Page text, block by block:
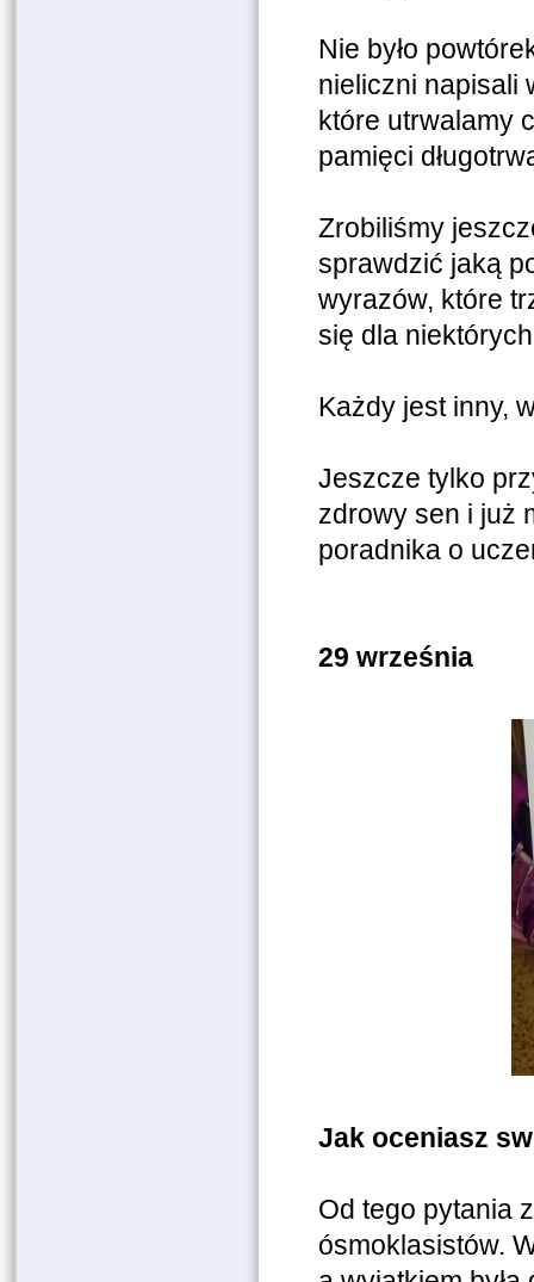
Nie było
nieliczni napisali
które utrwalamy
pamięci
Zrobiliśmy
sprawdzić jaką
wyrazów, które
się dla
Każdy jest inny,
Jeszcze tylko
zdrowy sen i już
poradnika o
29 września
Jak oceniasz
Od tego pytania
ósmoklasistów.